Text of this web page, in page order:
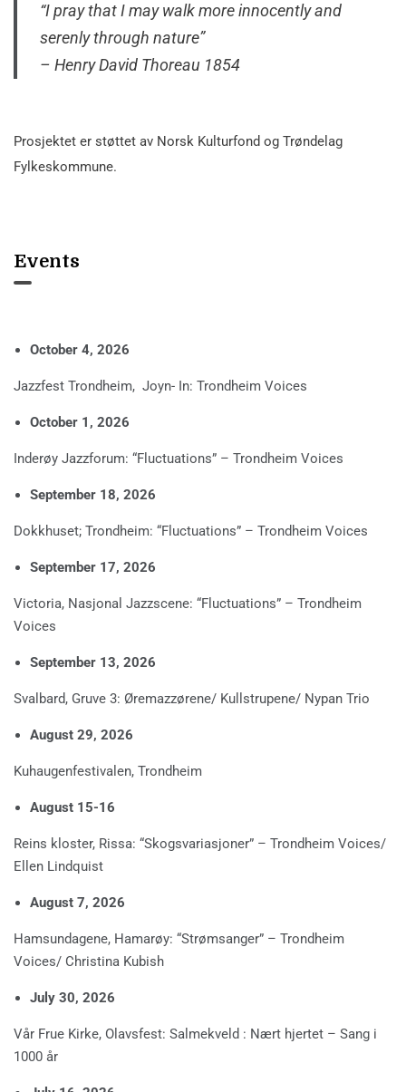
“I pray that I may walk more innocently and
serenly through nature”
– Henry David Thoreau 1854
Prosjektet er støttet av Norsk Kulturfond og Trøndelag
Fylkeskommune.
Events
October 4, 2026
Jazzfest Trondheim, Joyn- In: Trondheim Voices
October 1, 2026
Inderøy Jazzforum: “Fluctuations” – Trondheim Voices
September 18, 2026
Dokkhuset; Trondheim: “Fluctuations” – Trondheim Voices
September 17, 2026
Victoria, Nasjonal Jazzscene: “Fluctuations” – Trondheim
Voices
September 13, 2026
Svalbard, Gruve 3: Øremazzørene/ Kullstrupene/ Nypan Trio
August 29, 2026
Kuhaugenfestivalen, Trondheim
August 15-16
Reins kloster, Rissa: “Skogsvariasjoner” – Trondheim Voices/
Ellen Lindquist
August 7, 2026
Hamsundagene, Hamarøy: “Strømsanger” – Trondheim
Voices/ Christina Kubish
July 30, 2026
Vår Frue Kirke, Olavsfest: Salmekveld : Nært hjertet – Sang i
1000 år